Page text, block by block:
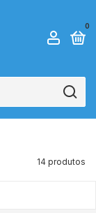
0
14 produtos